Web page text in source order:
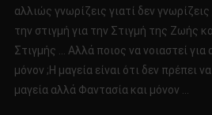
αλλιώς γνωρίζεις γιατί δεν
την στιγμή για την Στιγμή της Ζωής
Στιγμής … Αλλά ποιος να νοιαστεί για
μόνον ;Η μαγεία είναι ότι δεν πρέπει
μαγεία αλλά Φαντασία και μόνον …